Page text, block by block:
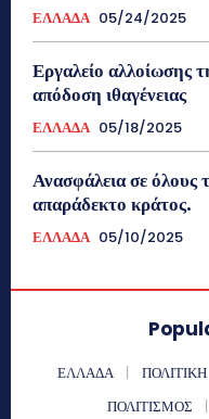
ΕΛΛΑΔΑ 05/24/2025
Εργαλείο αλλοίωσης
απόδοση ιθαγένειας
ΕΛΛΑΔΑ 05/18/2025
Ανασφάλεια σε όλους
απαράδεκτο κράτος.
ΕΛΛΑΔΑ 05/10/2025
ΕΛΛΑΔΑ ΠΟΛΙΤΙΚΗ
ΠΟΛΙΤΙΣΜΟΣ